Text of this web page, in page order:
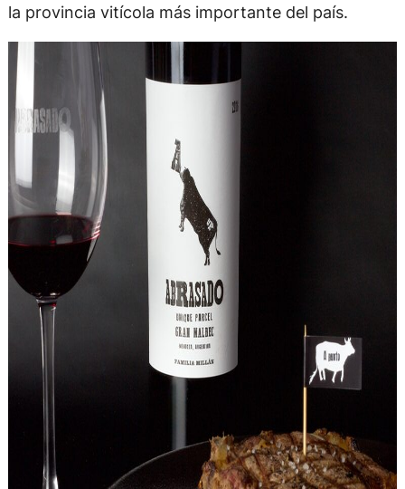
la provincia vitícola más importante del país.